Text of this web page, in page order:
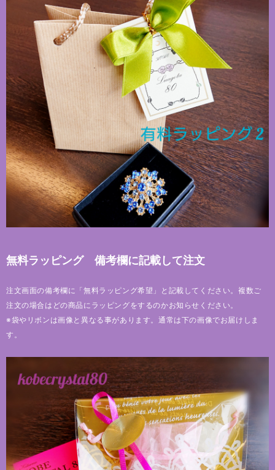
無料ラッピング 備考欄に記載して注文
注文画面の備考欄に「無料ラッピング希望」と記載してください。複数ご
注文の場合はどの商品にラッピングをするのかお知らせください。
※袋やリボンは画像と異なる事があります。通常は下の画像でお届けしま
す。